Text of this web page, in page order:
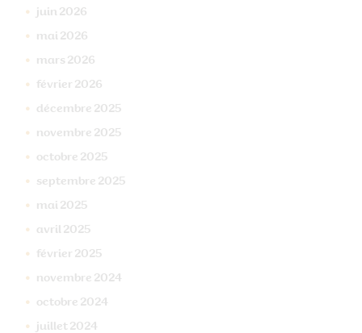
juin 2026
mai 2026
mars 2026
février 2026
décembre 2025
novembre 2025
octobre 2025
septembre 2025
mai 2025
avril 2025
février 2025
novembre 2024
octobre 2024
juillet 2024